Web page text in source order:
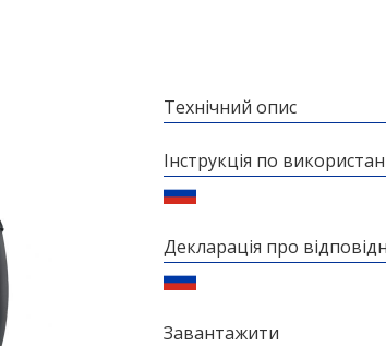
Технічний опис
Інструкція по
Декларація про
Завантажити